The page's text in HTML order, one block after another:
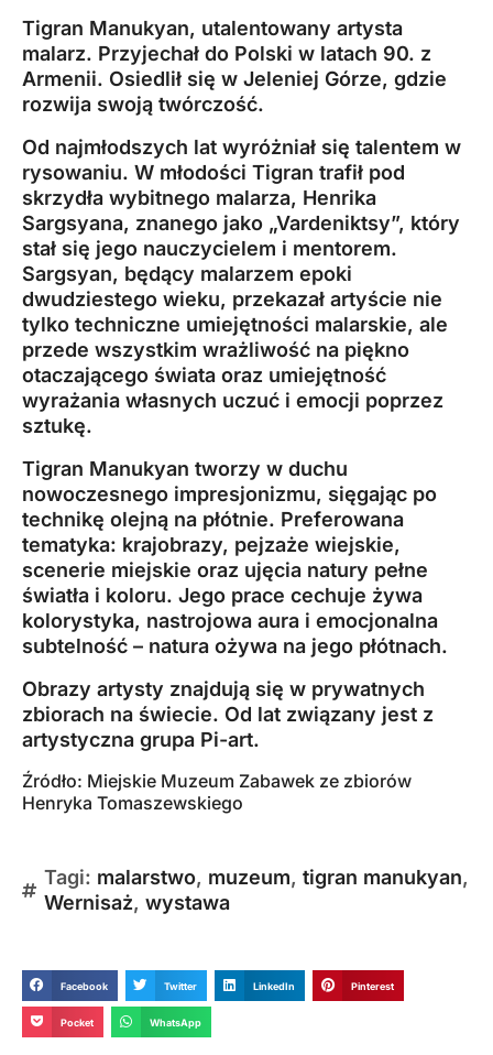
Tigran Manukyan, utalentowany artysta
malarz. Przyjechał do Polski w latach 90. z
Armenii. Osiedlił się w Jeleniej Górze, gdzie
rozwija swoją twórczość.
Od najmłodszych lat wyróżniał się talentem w
rysowaniu. W młodości Tigran trafił pod
skrzydła wybitnego malarza, Henrika
Sargsyana, znanego jako „Vardeniktsy”, który
stał się jego nauczycielem i mentorem.
Sargsyan, będący malarzem epoki
dwudziestego wieku, przekazał artyście nie
tylko techniczne umiejętności malarskie, ale
przede wszystkim wrażliwość na piękno
otaczającego świata oraz umiejętność
wyrażania własnych uczuć i emocji poprzez
sztukę.
Tigran Manukyan tworzy w duchu
nowoczesnego impresjonizmu, sięgając po
technikę olejną na płótnie. Preferowana
tematyka: krajobrazy, pejzaże wiejskie,
scenerie miejskie oraz ujęcia natury pełne
światła i koloru. Jego prace cechuje żywa
kolorystyka, nastrojowa aura i emocjonalna
subtelność – natura ożywa na jego płótnach.
Obrazy artysty znajdują się w prywatnych
zbiorach na świecie. Od lat związany jest z
artystyczna grupa Pi-art.
Źródło: Miejskie Muzeum Zabawek ze zbiorów
Henryka Tomaszewskiego
Tagi: malarstwo, muzeum, tigran manukyan,
Wernisaż, wystawa
Facebook Twitter LinkedIn Pinterest
Pocket WhatsApp